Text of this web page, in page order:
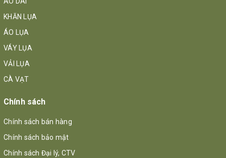
KHĂN LỤA
ÁO LỤA
VÁY LỤA
VẢI LỤA
CÀ VẠT
Chính sách
Chính sách bán hàng
Chính sách bảo mật
Chính sách Đại lý, CTV